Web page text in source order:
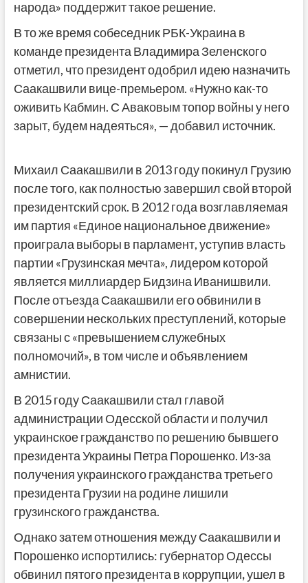
народа» поддержит такое решение.
В то же время собеседник РБК-Украина в
команде президента Владимира Зеленского
отметил, что президент одобрил идею назначить
Саакашвили вице-премьером. «Нужно как-то
оживить Кабмин. С Аваковым топор войны у него
зарыт, будем надеяться», — добавил источник.
Михаил Саакашвили в 2013 году покинул Грузию
после того, как полностью завершил свой второй
президентский срок. В 2012 года возглавляемая
им партия «Единое национальное движение»
проиграла выборы в парламент, уступив власть
партии «Грузинская мечта», лидером которой
является миллиардер Бидзина Иванишвили.
После отъезда Саакашвили его обвинили в
совершении нескольких преступлений, которые
связаны с «превышением служебных
полномочий», в том числе и объявлением
амнистии.
В 2015 году Саакашвили стал главой
администрации Одесской области и получил
украинское гражданство по решению бывшего
президента Украины Петра Порошенко. Из-за
получения украинского гражданства третьего
президента Грузии на родине лишили
грузинского гражданства.
Однако затем отношения между Саакашвили и
Порошенко испортились: губернатор Одессы
обвинил пятого президента в коррупции,ушел в